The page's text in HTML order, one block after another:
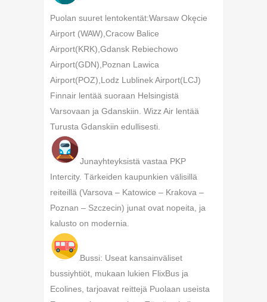
Puolan suuret lentokentät:Warsaw Okęcie
Airport (WAW),Cracow Balice
Airport(KRK),Gdansk Rebiechowo
Airport(GDN),Poznan Lawica
Airport(POZ),Lodz Lublinek Airport(LCJ)
Finnair lentää suoraan Helsingistä
Varsovaan ja Gdanskiin. Wizz Air lentää
Turusta Gdanskiin edullisesti.
Junayhteyksistä vastaa PKP
Intercity. Tärkeiden kaupunkien välisillä
reiteillä (Varsova – Katowice – Krakova –
Poznan – Szczecin) junat ovat nopeita, ja
kalusto on modernia.
Bussi: Useat kansainväliset
bussiyhtiöt, mukaan lukien FlixBus ja
Ecolines, tarjoavat reittejä Puolaan useista